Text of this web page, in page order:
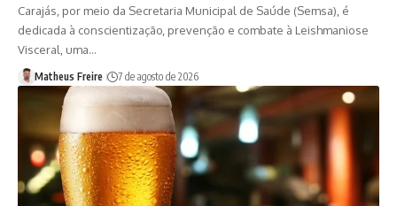
Carajás, por meio da Secretaria Municipal de Saúde (Semsa), é
dedicada à conscientização, prevenção e combate à Leishmaniose
Visceral, uma…
Matheus Freire 7 de agosto de 2026